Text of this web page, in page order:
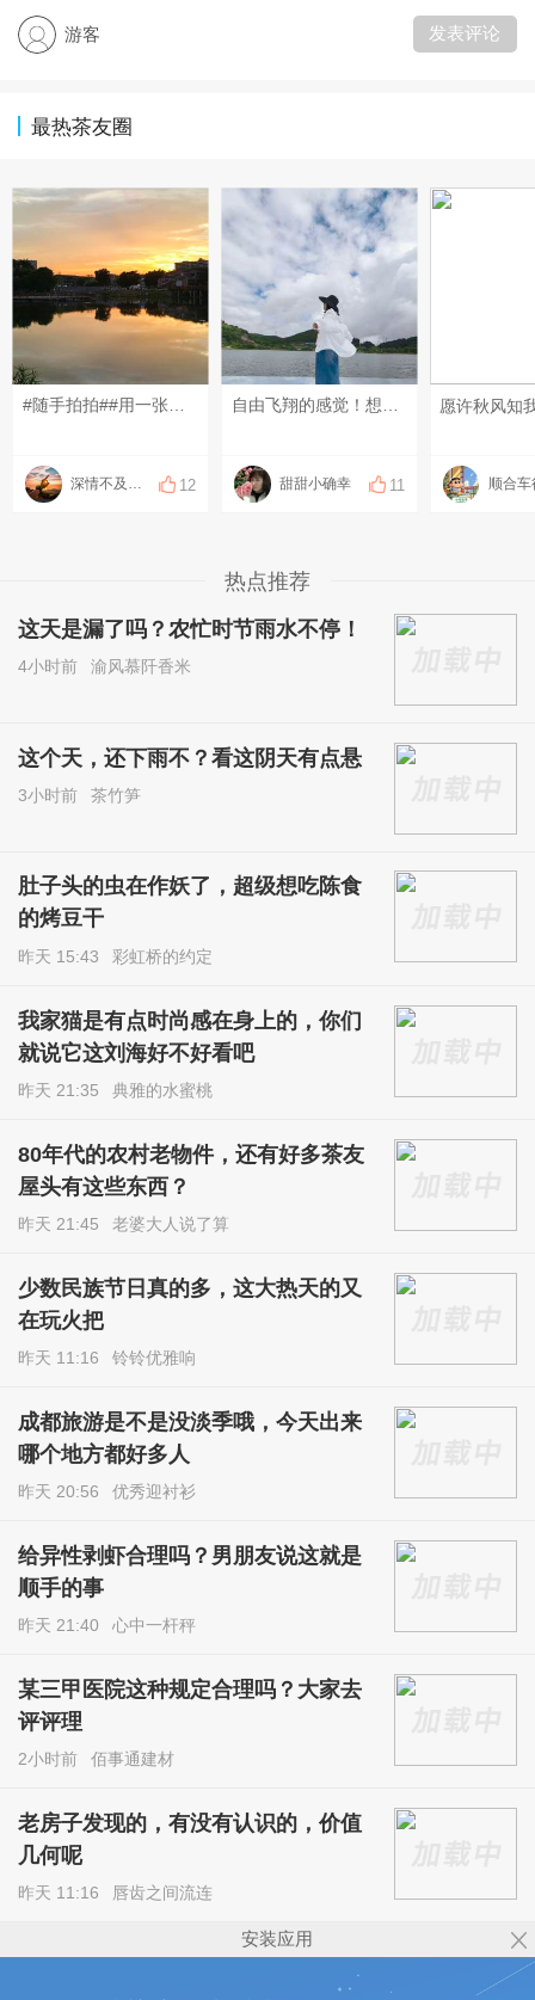
游客 发表评论
最热茶友圈
#随手拍拍##用一张照片记录生活#
12
自由飞翔的感觉！想出去玩的时候缺搭子茶友圈有一起出游的圈子吗？
甜甜小确幸 11
热点推荐
这天是漏了吗？农忙时节雨水不停！
4小时前 渝风慕阡香米
这个天，还下雨不？看这阴天有点悬
3小时前 茶竹笋
肚子头的虫在作妖了，超级想吃陈食
的烤豆干
昨天 15:43 彩虹桥的约定
我家猫是有点时尚感在身上的，你们
就说它这刘海好不好看吧
昨天 21:35 典雅的水蜜桃
80年代的农村老物件，还有好多茶友
屋头有这些东西？
昨天 21:45 老婆大人说了算
少数民族节日真的多，这大热天的又
在玩火把
昨天 11:16 铃铃优雅响
成都旅游是不是没淡季哦，今天出来
哪个地方都好多人
昨天 20:56 优秀迎衬衫
给异性剥虾合理吗？男朋友说这就是
顺手的事
昨天 21:40 心中一杆秤
某三甲医院这种规定合理吗？大家去
评评理
2小时前 佰事通建材
老房子发现的，有没有认识的，价值
几何呢
昨天 11:16 唇齿之间流连
安装应用